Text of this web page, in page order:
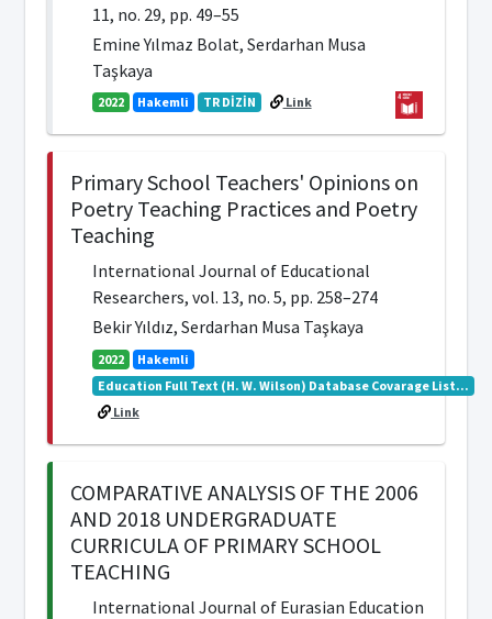
11, no. 29, pp. 49–55
Emine Yılmaz Bolat, Serdarhan Musa
Taşkaya
2022 Hakemli TR DİZİN Link
Primary School Teachers' Opinions on
Poetry Teaching Practices and Poetry
Teaching
International Journal of Educational
Researchers, vol. 13, no. 5, pp. 258–274
Bekir Yıldız, Serdarhan Musa Taşkaya
2022
Hakemli
Education Full Text (H. W. Wilson) Database Covarage List...
Link
COMPARATIVE ANALYSIS OF THE 2006
AND 2018 UNDERGRADUATE
CURRICULA OF PRIMARY SCHOOL
TEACHING
International Journal of Eurasian Education